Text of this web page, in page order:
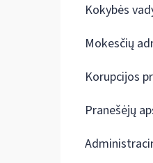
Kokybės
Mokesčių
Korupcijos
Pranešėjų